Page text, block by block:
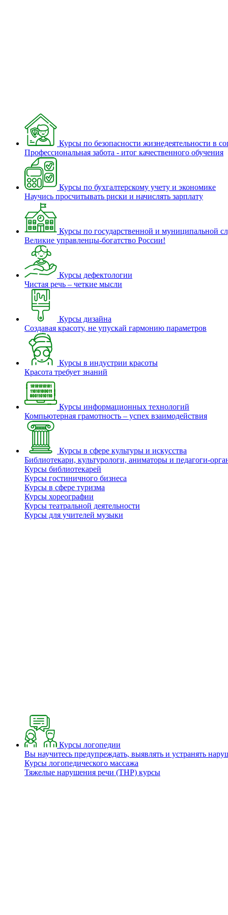
Курсы по безопасности жизнедеятельности в
Профессиональная забота - итог качественного обучения
Курсы по бухгалтерскому учету и экономике
Научись просчитывать риски и начислять зарплату
Курсы по государственной и муниципальной
Великие управленцы-богатство России!
Курсы дефектологии
Чистая речь – четкие мысли
Курсы дизайна
Создавая красоту, не упускай гармонию параметров
Курсы в индустрии красоты
Красота требует знаний
Курсы информационных технологий
Компьютерная грамотность – успех взаимодействия
Курсы в сфере культуры и искусства
Библиотекари, культурологи, аниматоры и педагоги-
Курсы библиотекарей
Курсы гостиничного бизнеса
Курсы в сфере туризма
Курсы хореографии
Курсы театральной деятельности
Курсы для учителей музыки
Курсы логопедии
Вы научитесь предупреждать, выявлять и устранять
Курсы логопедического массажа
Тяжелые нарушения речи (ТНР) курсы